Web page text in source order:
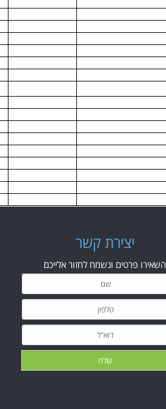
יצירת קשר
השאירו פרטים ונשמח לחזור אלייכם